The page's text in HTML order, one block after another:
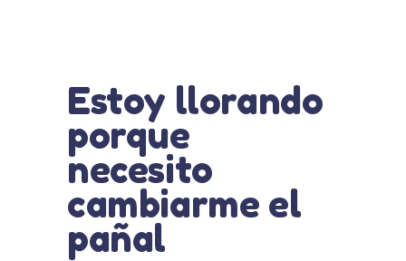
Estoy llorando
porque
necesito
cambiarme el
pañal